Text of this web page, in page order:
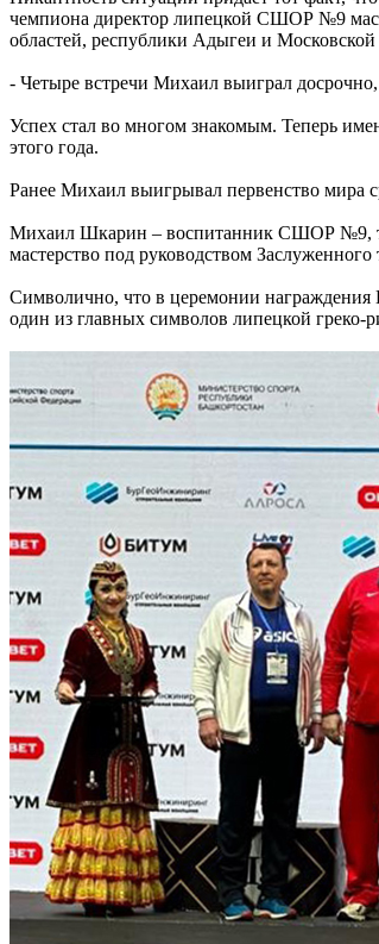
чемпиона директор липецкой СШОР №9
областей, республики Адыгеи и
- Четыре встречи Михаил выиграл
Успех стал во многом знакомым. Теперь
этого года.
Ранее Михаил выигрывал первенство мира
Михаил Шкарин – воспитанник СШОР №9,
мастерство под руководством
Символично, что в церемонии
один из главных символов липецкой греко-